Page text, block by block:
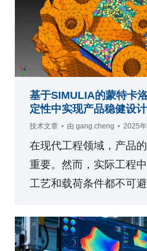
基于SIMULIA的蒙特卡
定性中实现产品稳健设计
技术文章 由 gang.cheng 2025
在现代工程领域，产品
重要。然而，实际工程
工艺和载荷条件都不可